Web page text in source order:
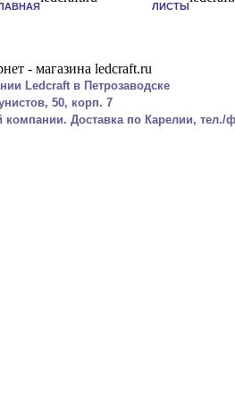
ЛИСТЫ
Ledcraft в Петрозаводске
50, корп. 7
компании. Доставка по Карелии, тел./